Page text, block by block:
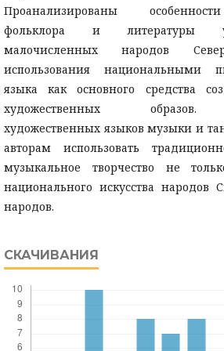
Проанализированы
фольклора и литературы у
малочисленных народов
использования национальными
языка как основного средства
художественных образов.
художественных языков музыки и
авторам использовать
музыкальное творчество не
национального искусства
народов.
СКАЧИВАНИЯ